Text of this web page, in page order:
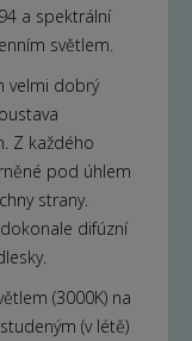
a spektrální
světlem.
velmi dobrý
Z každého
pod úhlem
strany.
difúzní
(3000K) na
(v létě)